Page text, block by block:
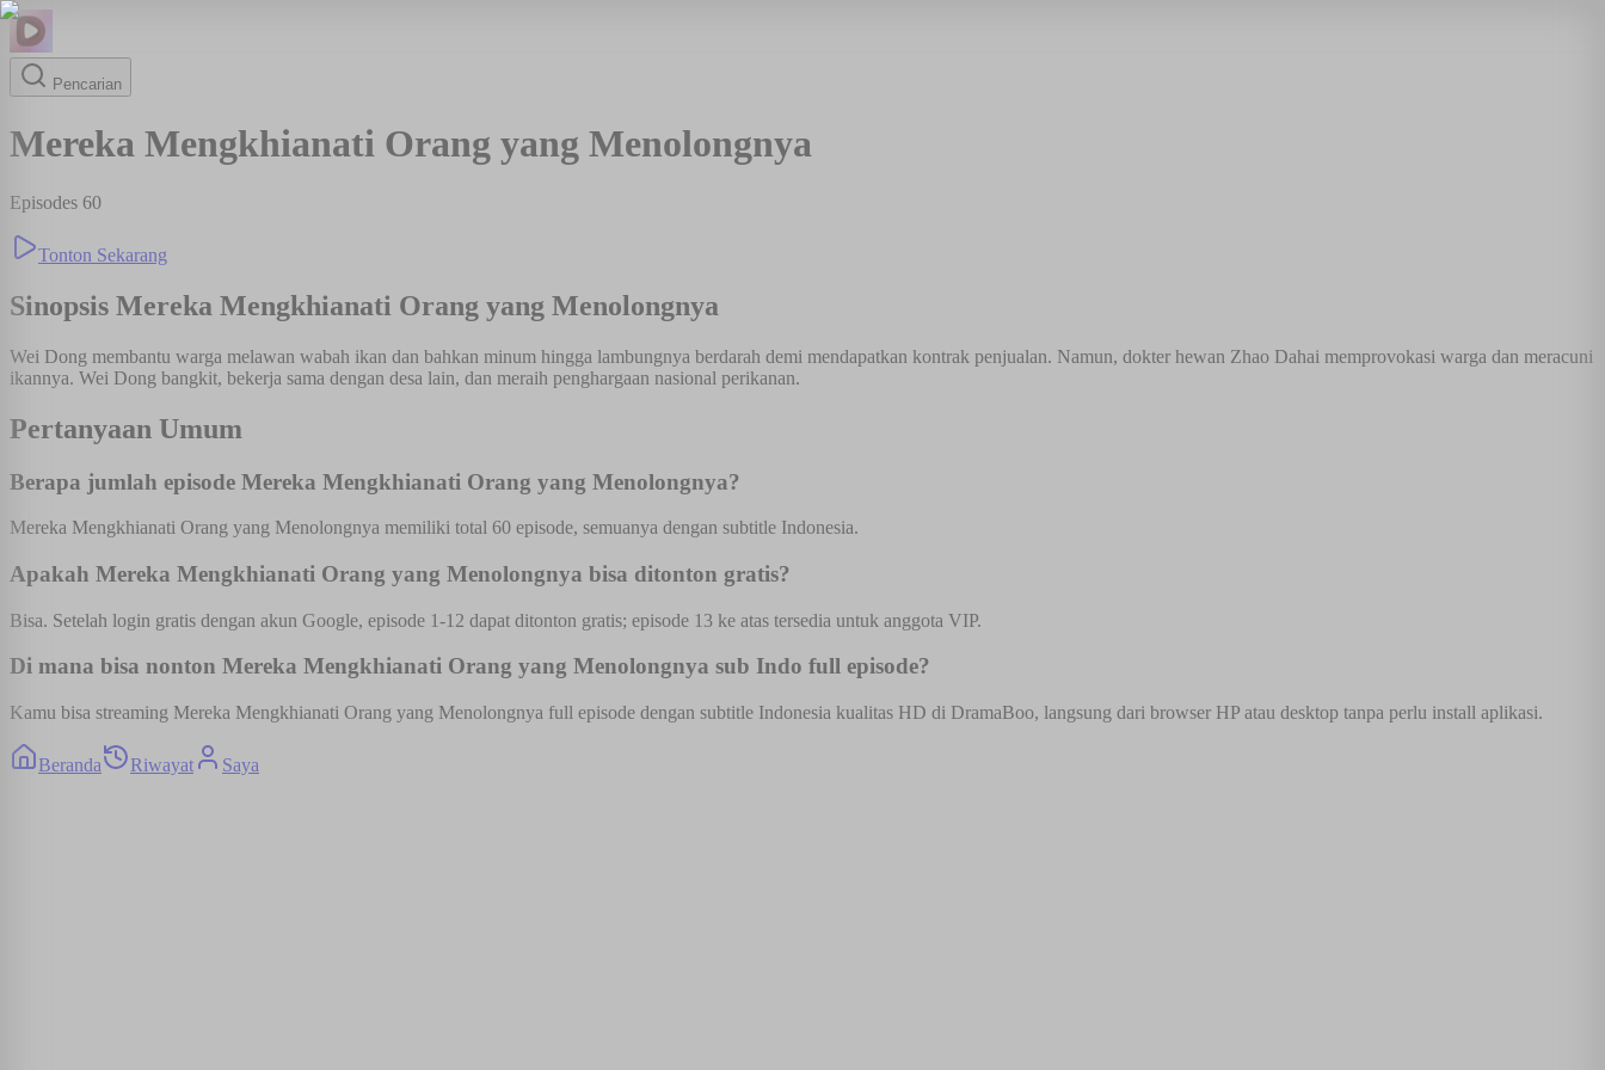
Pencarian
Mereka Mengkhianati Orang yang Menolongnya
Episodes 60
Tonton Sekarang
Sinopsis Mereka Mengkhianati Orang yang Menolongnya
Wei Dong membantu warga melawan wabah ikan dan bahkan minum hingga lambungnya berdarah demi mendapatkan kontrak penjualan. Namun, dokter hewan Zhao Dahai memprovokasi warga dan meracuni
ikannya. Wei Dong bangkit, bekerja sama dengan desa lain, dan meraih penghargaan nasional perikanan.
Pertanyaan Umum
Berapa jumlah episode Mereka Mengkhianati Orang yang Menolongnya?
Mereka Mengkhianati Orang yang Menolongnya memiliki total 60 episode, semuanya dengan subtitle Indonesia.
Apakah Mereka Mengkhianati Orang yang Menolongnya bisa ditonton gratis?
Bisa. Setelah login gratis dengan akun Google, episode 1-12 dapat ditonton gratis; episode 13 ke atas tersedia untuk anggota VIP.
Di mana bisa nonton Mereka Mengkhianati Orang yang Menolongnya sub Indo full episode?
Kamu bisa streaming Mereka Mengkhianati Orang yang Menolongnya full episode dengan subtitle Indonesia kualitas HD di DramaBoo, langsung dari browser HP atau desktop tanpa perlu install aplikasi.
Beranda Riwayat Saya